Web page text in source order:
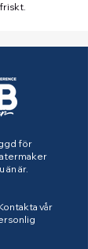
för
än är.
vår